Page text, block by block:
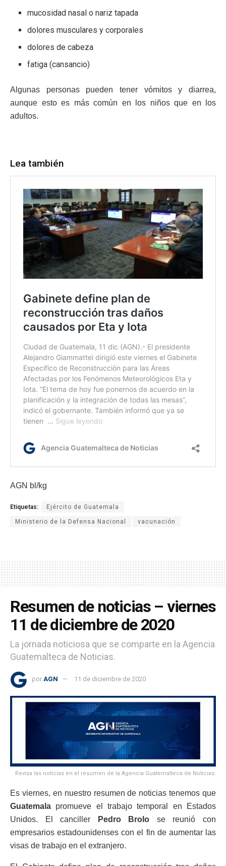
mucosidad nasal o nariz tapada
dolores musculares y corporales
dolores de cabeza
fatiga (cansancio)
Algunas personas pueden tener vómitos y diarrea,
aunque esto es más común en los niños que en los
adultos.
Lea también
AGN bl/kg
Etiquetas: Ejército de Guatemala
Ministerio de la Defensa Nacional vacunación
Resumen de noticias – viernes
11 de diciembre de 2020
La jornada noticiosa que se comparte en la Agencia
Guatemalteca de Noticias.
por AGN 11 de diciembre de 2020
Revisa las noticias en el resumen de la Agencia Guatemalteca de Noticias.
Es viernes, en nuestro resumen de noticias tenemos que
Guatemala promueve el trabajo temporal en Estados
Unidos. El canciller
Pedro Brolo se reunió con
empresarios estadounidenses con el fin de aumentar las
visas de trabajo en el extranjero.